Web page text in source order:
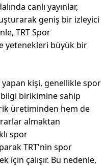
canlı yayınlar,
geniş bir izleyici
TRT Spor
yetenekleri büyük bir
kişi, genellikle spor
birikimine sahip
üretiminden hem de
almaktan
spor
TRT'nin spor
için çalışır. Bu nedenle,